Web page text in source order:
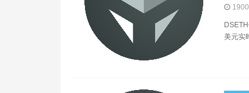
美元实